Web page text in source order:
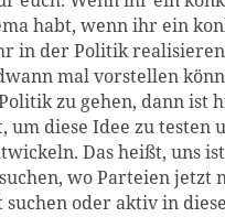
habt, wenn ihr ein
in der Politik
mal vorstellen
zu gehen, dann ist
um diese Idee zu testen
Das heißt, uns
wo Parteien jetzt
oder aktiv in